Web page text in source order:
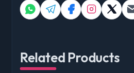
Related Products